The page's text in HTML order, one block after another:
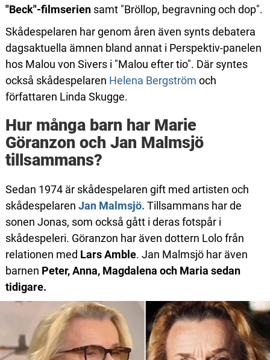
"Beck"-filmseriensamt "Bröllop, begravning och dop".
Skådespelaren har genom åren även synts debatera
dagsaktuella ämnen bland annat i Perspektiv-panelen
hos Malou von Sivers i "Malou efter tio". Där syntes
också skådespelaren Helena Bergström och
författaren Linda Skugge.
Hur många barn har Marie
Göranzon och Jan Malmsjö
tillsammans?
Sedan 1974 är skådespelaren gift med artisten och
skådespelaren Jan Malmsjö. Tillsammans har de
sonen Jonas, som också gått i deras fotspår i
skådespeleri. Göranzon har även dottern Lolo från
relationen med Lars Amble. Jan Malmsjö har även
barnen Peter, Anna, Magdalena och Maria sedan
tidigare.